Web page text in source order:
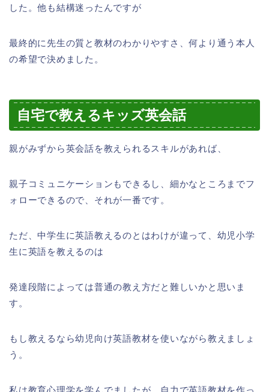
した。他も結構迷ったんですが
最終的に先生の質と教材のわかりやすさ、何より通う本人
の希望で決めました。
自宅で教えるキッズ英会話
親がみずから英会話を教えられるスキルがあれば、
親子コミュニケーションもできるし、細かなところまでフ
ォローできるので、それが一番です。
ただ、中学生に英語教えるのとはわけが違って、幼児小学
生に英語を教えるのは
発達段階によっては普通の教え方だと難しいかと思いま
す。
もし教えるなら幼児向け英語教材を使いながら教えましょ
う。